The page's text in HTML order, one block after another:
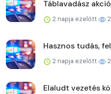
Táblavadász
2 napja ezelőtt
Hasznos tudás,
2 napja ezelőtt
Elaludt vezetés